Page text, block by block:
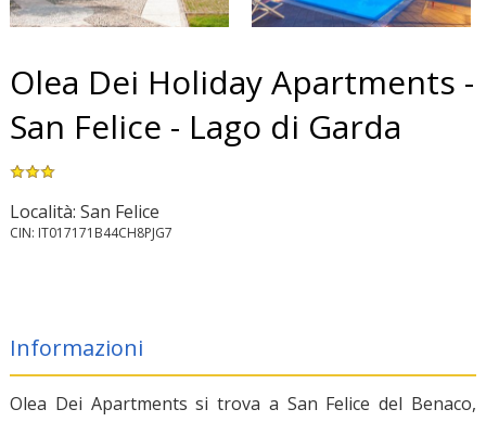
Olea Dei Holiday Apartments -
San Felice - Lago di Garda
Località: San Felice
CIN: IT017171B44CH8PJG7
Informazioni
Olea Dei Apartments si trova a San Felice del Benaco,